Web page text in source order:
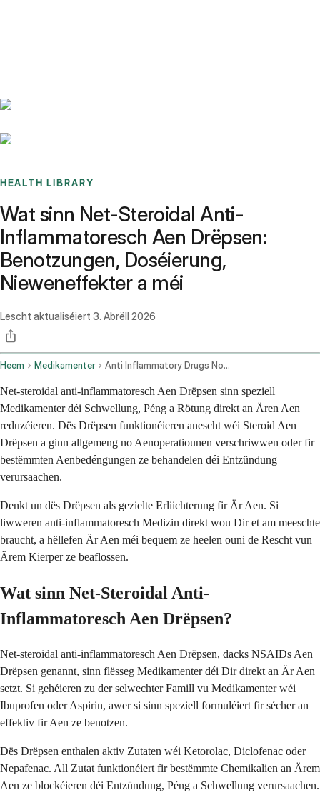
HEALTH LIBRARY
Wat sinn Net-Steroidal Anti-
Inflammatoresch Aen Drëpsen:
Benotzungen, Doséierung,
Nieweneffekter a méi
Lescht aktualiséiert 3. Abrëll 2026
Heem Medikamenter Anti Inflammatory Drugs Nonsteroidal Ophthalmic Route
Net-steroidal anti-inflammatoresch Aen Drëpsen sinn speziell
Medikamenter déi Schwellung, Péng a Rötung direkt an Ären Aen
reduzéieren. Dës Drëpsen funktionéieren anescht wéi Steroid Aen
Drëpsen a ginn allgemeng no Aenoperatiounen verschriwwen oder fir
bestëmmten Aenbedéngungen ze behandelen déi Entzündung
verursaachen.
Denkt un dës Drëpsen als gezielte Erliichterung fir Är Aen. Si
liwweren anti-inflammatoresch Medizin direkt wou Dir et am meeschte
braucht, a hëllefen Är Aen méi bequem ze heelen ouni de Rescht vun
Ärem Kierper ze beaflossen.
Wat sinn Net-Steroidal Anti-
Inflammatoresch Aen Drëpsen?
Net-steroidal anti-inflammatoresch Aen Drëpsen, dacks NSAIDs Aen
Drëpsen genannt, sinn flësseg Medikamenter déi Dir direkt an Är Aen
setzt. Si gehéieren zu der selwechter Famill vu Medikamenter wéi
Ibuprofen oder Aspirin, awer si sinn speziell formuléiert fir sécher an
effektiv fir Aen ze benotzen.
Dës Drëpsen enthalen aktiv Zutaten wéi Ketorolac, Diclofenac oder
Nepafenac. All Zutat funktionéiert fir bestëmmte Chemikalien an Ärem
Aen ze blockéieren déi Entzündung, Péng a Schwellung verursaachen.